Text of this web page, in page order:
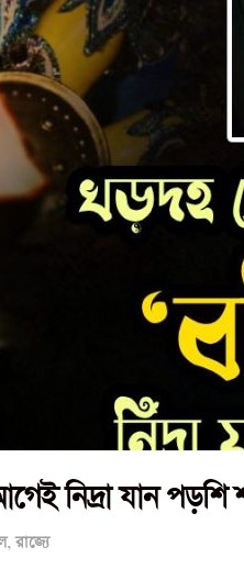
নিদ্রা যান পড়শি
,রাজ্যে